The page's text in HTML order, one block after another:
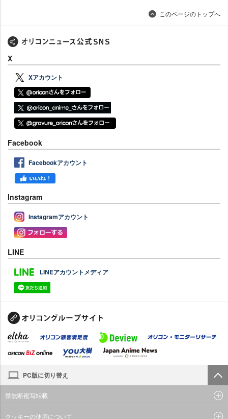
このページのトップへ
X
Xアカウント
Facebook
Facebookアカウント
Instagram
Instagramアカウント
LINE
LINEアカウントメディア
PC版に切り替え
禁無断複写転載
クッキーの使用について